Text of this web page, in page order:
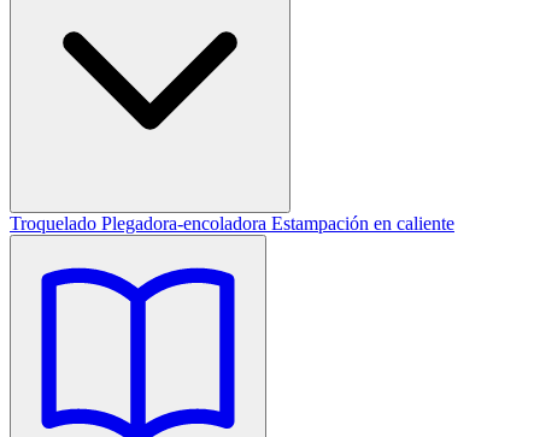
Troquelado Plegadora-encoladora Estampación en caliente